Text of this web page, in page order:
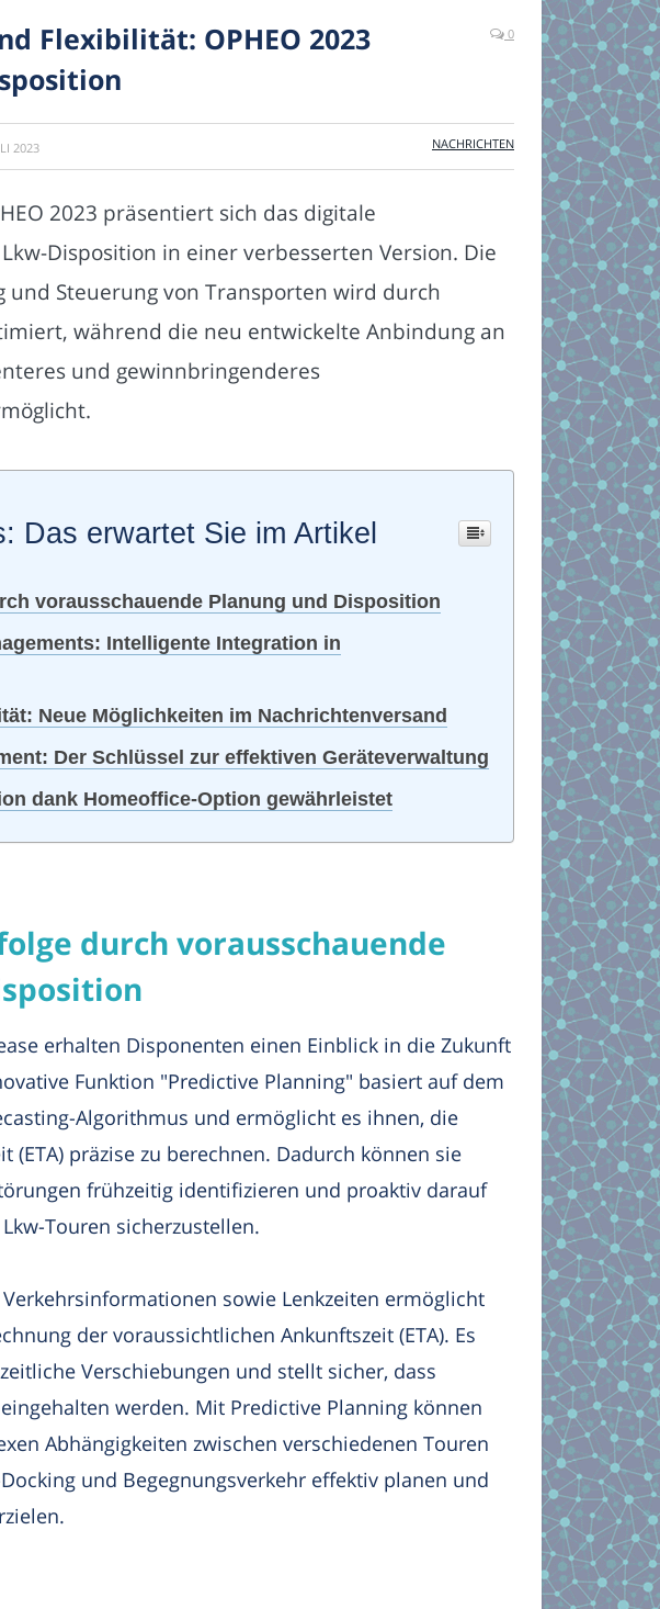
Flexibilität: OPHEO 2023
0
2023 NACHRICHTEN
2023 präsentiert sich das digitale
Disposition in einer verbesserten Version. Die
und Steuerung von Transporten wird durch
während die neu entwickelte Anbindung an
und gewinnbringenderes
Das erwartet Sie im Artikel
vorausschauende Planung und Disposition
Intelligente Integration in
Neue Möglichkeiten im Nachrichtenversand
Der Schlüssel zur effektiven Geräteverwaltung
dank Homeoffice-Option gewährleistet
durch vorausschauende
erhalten Disponenten einen Einblick in die Zukunft
Funktion "Predictive Planning" basiert auf dem
Algorithmus und ermöglicht es ihnen, die
(ETA) präzise zu berechnen. Dadurch können sie
frühzeitig identifizieren und proaktiv darauf
Touren sicherzustellen.
sowie Lenkzeiten ermöglicht
der voraussichtlichen Ankunftszeit (ETA). Es
Verschiebungen und stellt sicher, dass
werden. Mit Predictive Planning können
Abhängigkeiten zwischen verschiedenen Touren
und Begegnungsverkehr effektiv planen und